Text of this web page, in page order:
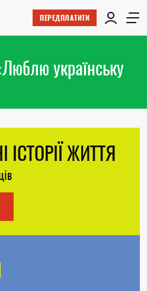
ПЕРЕДПЛАТИТИ
українську
ЖИТТЯ